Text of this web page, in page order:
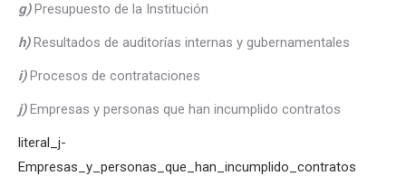
g) Presupuesto de la Institución
h)Resultados de auditorías internas y gubernamentales
i) Procesos de contrataciones
j) Empresas y personas que han incumplido contratos
literal_j-
Empresas_y_personas_que_han_incumplido_contratos